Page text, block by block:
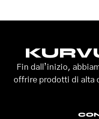
Fin dall’inizio,
offrire prodotti di alta